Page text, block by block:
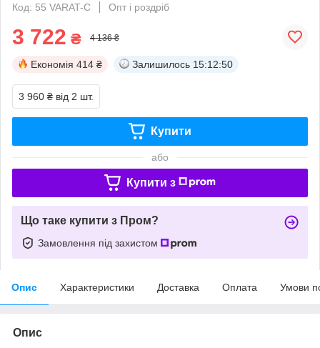
Код: 55 VARAT-C
Опт і роздріб
3 722 ₴ 4 136 ₴
Економія 414 ₴ Залишилось 15:12:49
3 960 ₴ від 2 шт.
Купити
або
Купити з
Що таке купити з Пром?
Замовлення під захистом
Опис Характеристики Доставка Оплата Умови
Опис